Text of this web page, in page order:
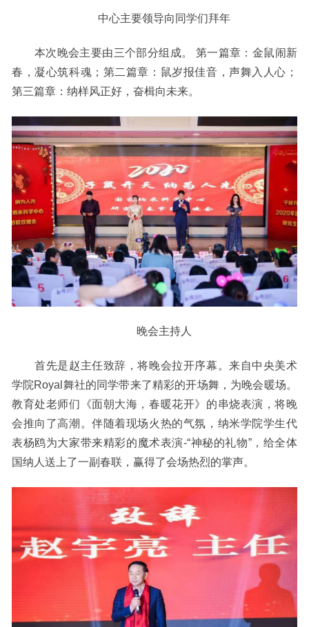
中心主要领导向同学们拜年
本次晚会主要由三个部分组成。 第一篇章：金鼠闹新
春，凝心筑科魂；第二篇章：鼠岁报佳音，声舞入人心；
第三篇章：纳样风正好，奋楫向未来。
晚会主持人
首先是赵主任致辞，将晚会拉开序幕。来自中央美术
学院Royal舞社的同学带来了精彩的开场舞，为晚会暖场。
教育处老师们《面朝大海，春暖花开》的串烧表演，将晚
会推向了高潮。伴随着现场火热的气氛，纳米学院学生代
表杨鸥为大家带来精彩的魔术表演-“神秘的礼物”，给全体
国纳人送上了一副春联，赢得了会场热烈的掌声。